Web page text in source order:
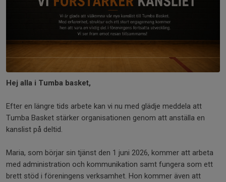
Hej alla i Tumba basket,
Efter en längre tids arbete kan vi nu med glädje meddela att
Tumba Basket stärker organisationen genom att anställa en
kanslist på deltid.
Maria, som börjar sin tjänst den 1 juni 2026, kommer att arbeta
med administration och kommunikation samt fungera som ett
brett stöd i föreningens verksamhet. Hon kommer även att